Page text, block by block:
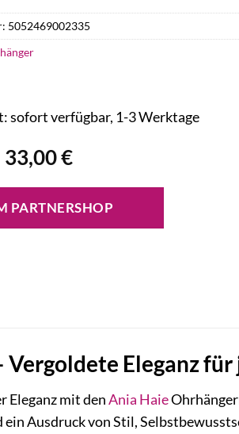
Ursprünglicher
Preis
war:
55,00 €
33,00€Aktueller
ist:
33,00 €.
sofort verfügbar, 1-3 Werktage
PARTNERSHOP
5052469002335
Eleganz für
Eleganz mit denAnia Haie
Ausdruck von Stil,